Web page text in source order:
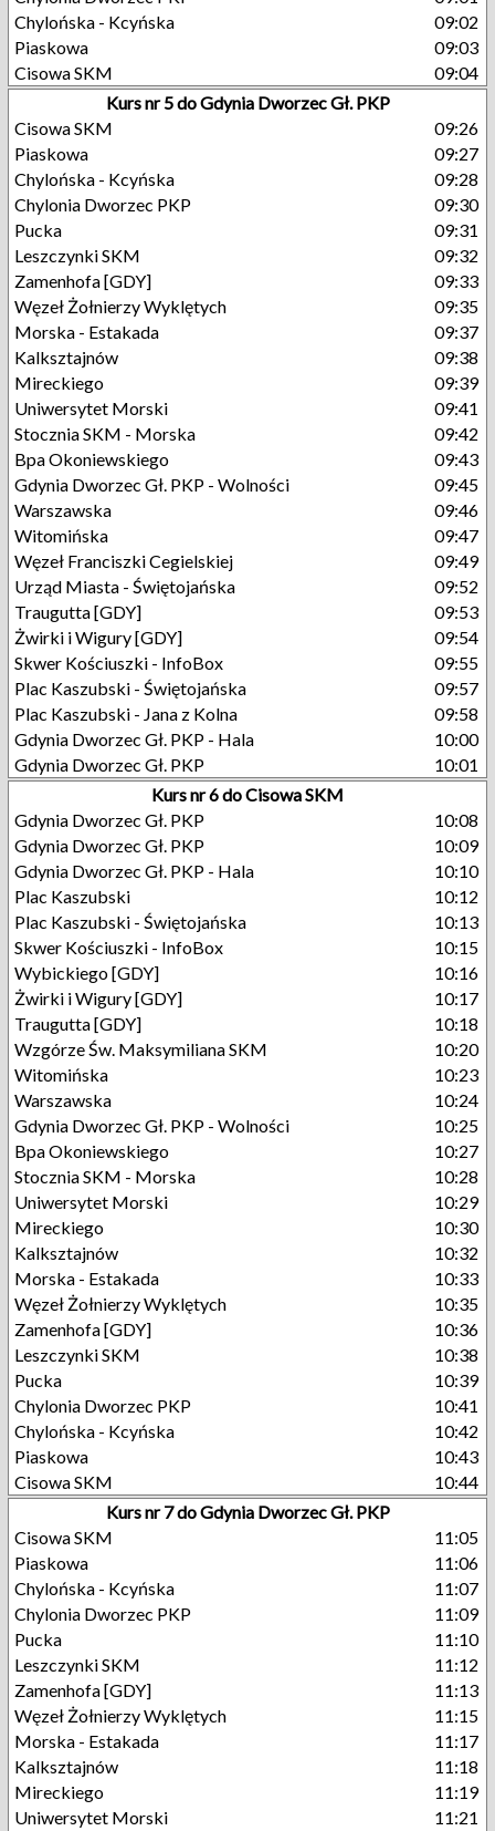
Chylońska - Kcyńska
09:02
Piaskowa
09:03
Cisowa SKM
09:04
Kurs nr 5 do Gdynia Dworzec Gł. PKP
Cisowa SKM
09:26
Piaskowa
09:27
Chylońska - Kcyńska
09:28
Chylonia Dworzec PKP
09:30
Pucka
09:31
Leszczynki SKM
09:32
Zamenhofa [GDY]
09:33
Węzeł Żołnierzy Wyklętych
09:35
Morska - Estakada
09:37
Kalksztajnów
09:38
Mireckiego
09:39
Uniwersytet Morski
09:41
Stocznia SKM - Morska
09:42
Bpa Okoniewskiego
09:43
Gdynia Dworzec Gł. PKP - Wolności
09:45
Warszawska
09:46
Witomińska
09:47
Węzeł Franciszki Cegielskiej
09:49
Urząd Miasta - Świętojańska
09:52
Traugutta [GDY]
09:53
Żwirki i Wigury [GDY]
09:54
Skwer Kościuszki - InfoBox
09:55
Plac Kaszubski - Świętojańska
09:57
Plac Kaszubski - Jana z Kolna
09:58
Gdynia Dworzec Gł. PKP - Hala
10:00
Gdynia Dworzec Gł. PKP
10:01
Kurs nr 6 do Cisowa SKM
Gdynia Dworzec Gł. PKP
10:08
Gdynia Dworzec Gł. PKP
10:09
Gdynia Dworzec Gł. PKP - Hala
10:10
Plac Kaszubski
10:12
Plac Kaszubski - Świętojańska
10:13
Skwer Kościuszki - InfoBox
10:15
Wybickiego [GDY]
10:16
Żwirki i Wigury [GDY]
10:17
Traugutta [GDY]
10:18
Wzgórze Św. Maksymiliana SKM
10:20
Witomińska
10:23
Warszawska
10:24
Gdynia Dworzec Gł. PKP - Wolności
10:25
Bpa Okoniewskiego
10:27
Stocznia SKM - Morska
10:28
Uniwersytet Morski
10:29
Mireckiego
10:30
Kalksztajnów
10:32
Morska - Estakada
10:33
Węzeł Żołnierzy Wyklętych
10:35
Zamenhofa [GDY]
10:36
Leszczynki SKM
10:38
Pucka
10:39
Chylonia Dworzec PKP
10:41
Chylońska - Kcyńska
10:42
Piaskowa
10:43
Cisowa SKM
10:44
Kurs nr 7 do Gdynia Dworzec Gł. PKP
Cisowa SKM
11:05
Piaskowa
11:06
Chylońska - Kcyńska
11:07
Chylonia Dworzec PKP
11:09
Pucka
11:10
Leszczynki SKM
11:12
Zamenhofa [GDY]
11:13
Węzeł Żołnierzy Wyklętych
11:15
Morska - Estakada
11:17
Kalksztajnów
11:18
Mireckiego
11:19
Uniwersytet Morski
11:21